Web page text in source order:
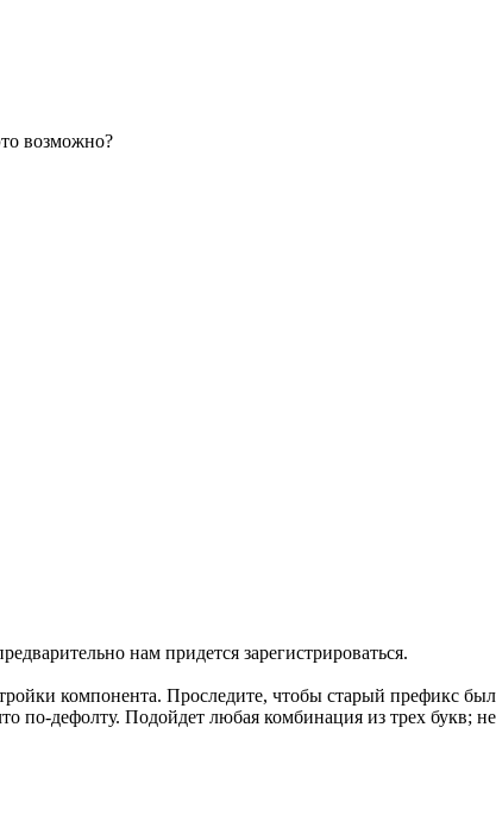
возможно?
нам придется зарегистрироваться.
компонента. Проследите, чтобы старый префикс
по-дефолту. Подойдет любая комбинация из трех букв;